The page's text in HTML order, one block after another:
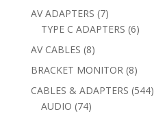
products
AV ADAPTERS 77
products
TYPE C ADAPTERS 66
AV CABLES 88
products
BRACKET MONITOR 88
products
CABLES & ADAPTERS 544544
AUDIO 7474